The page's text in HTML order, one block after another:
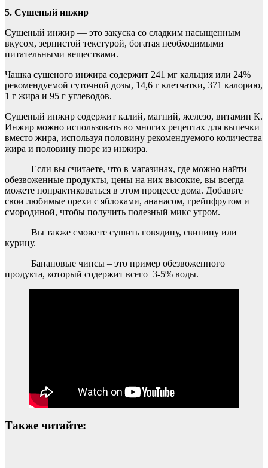
5. Сушеный инжир
Сушеный инжир — это закуска со сладким насыщенным
вкусом, зернистой текстурой, богатая необходимыми
питательными веществами.
Чашка сушеного инжира содержит 241 мг кальция или 24%
рекомендуемой суточной дозы, 14,6 г клетчатки, 371 калорию,
1 г жира и 95 г углеводов.
Сушеный инжир содержит калий, магний, железо, витамин К.
Инжир можно использовать во многих рецептах для выпечки
вместо жира, используя половину рекомендуемого количества
жира и половину пюре из инжира.
Если вы считаете, что в магазинах, где можно найти
обезвоженные продукты, цены на них высокие, вы всегда
можете попрактиковаться в этом процессе дома. Добавьте
свои любимые орехи с яблоками, ананасом, грейпфрутом и
смородиной, чтобы получить полезный микс утром.
Вы также сможете сушить говядину, свинину или
курицу.
Банановые чипсы – это пример обезвоженного
продукта, который содержит всего 3-5% воды.
Также читайте: